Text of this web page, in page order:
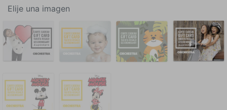
Elije una imagen